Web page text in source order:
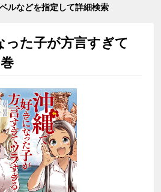
ルなどを指定して詳細検索
った子が方言すぎて